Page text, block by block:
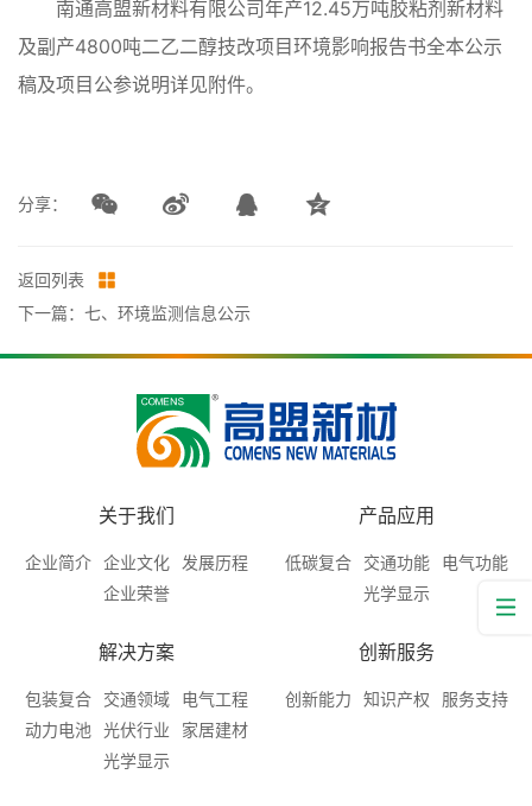
南通高盟新材料有限公司年产12.45万吨胶粘剂新材料
及副产4800吨二乙二醇技改项目环境影响报告书全本公示
稿及项目公参说明详见附件。
分享：
返回列表
下一篇：七、环境监测信息公示
关于我们
企业简介 企业文化
发展历程
企业荣誉
产品应用
低碳复合 交通功能
电气功能
光学显示
解决方案
包装复合 交通领域
电气工程
动力电池
光伏行业
家居建材
光学显示
创新服务
创新能力 知识产权 服务支持